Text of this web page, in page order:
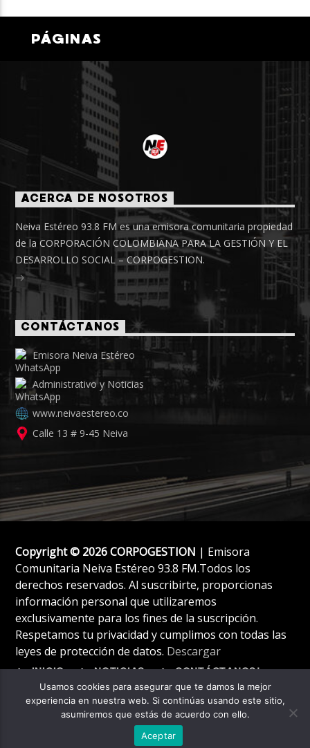
PÁGINAS
ACERCA DE NOSOTROS
Neiva Estéreo 93.8 FM es una emisora comunitaria propiedad
de la CORPORACIÓN COLOMBIANA PARA LA GESTIÓN Y EL
DESARROLLO SOCIAL – CORPOGESTION.
CONTÁCTANOS
Emisora Neiva Estéreo
Administrativo y Noticias
www.neivaestereo.co
Calle 13 # 9-45 Neiva
Copyright © 2026 CORPOGESTION | Emisora
Comunitaria Neiva Estéreo 93.8 FM.Todos los
derechos reservados. Al suscribirte, proporcionas
información personal que utilizaremos
exclusivamente para los fines de la suscripción.
Respetamos tu privacidad y cumplimos con todas las
leyes de protección de datos. Descargar
INICIO NOTICIAS CONTÁCTANOS!
Usamos cookies para asegurar que te damos la mejor
experiencia en nuestra web. Si continúas usando este sitio,
asumiremos que estás de acuerdo con ello.
Aceptar